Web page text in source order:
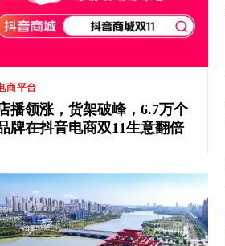
商平台
播领涨，货架破峰，6.7万个
牌在抖音电商双11生意翻倍